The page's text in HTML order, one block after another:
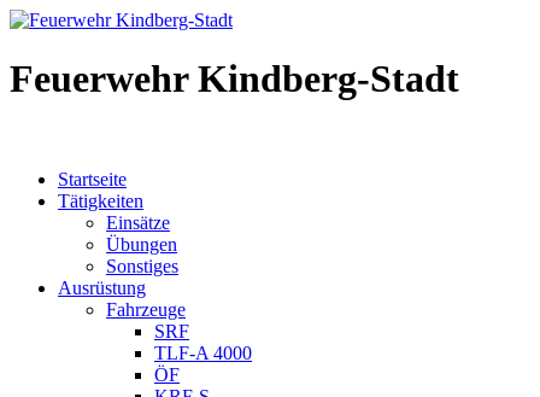
Feuerwehr Kindberg-Stadt
Startseite
Tätigkeiten
Einsätze
Übungen
Sonstiges
Ausrüstung
Fahrzeuge
SRF
TLF-A 4000
ÖF